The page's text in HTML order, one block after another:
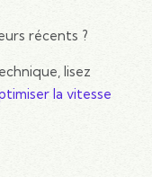
récents ?
lisez
la vitesse